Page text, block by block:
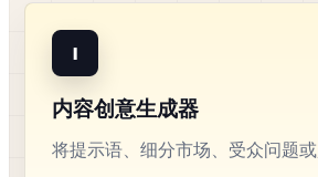
I
内容创意生成器
将提示语、细分市场、受众问题